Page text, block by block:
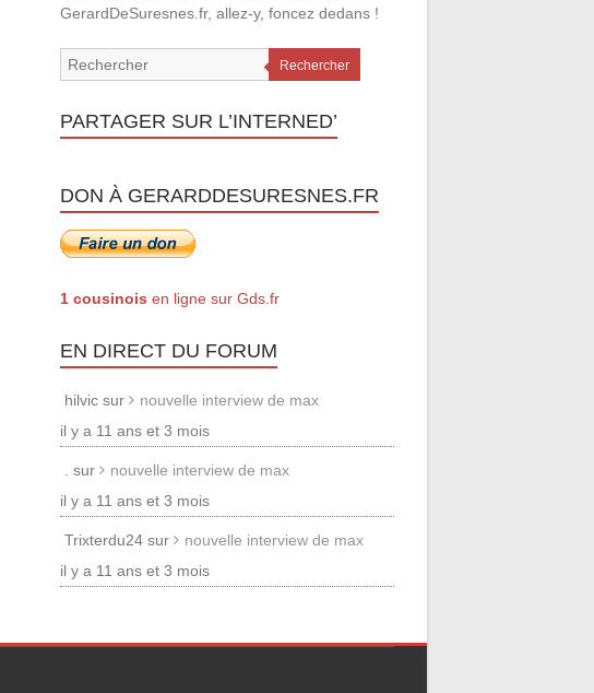
GerardDeSuresnes.fr, allez-y, foncez dedans !
Rechercher
PARTAGER SUR L’INTERNED’
DON À GERARDDESURESNES.FR
1 cousinois en ligne sur Gds.fr
EN DIRECT DU FORUM
hilvic sur
nouvelle interview de max
il y a 11 ans et 3 mois
. sur
nouvelle interview de max
il y a 11 ans et 3 mois
Trixterdu24 sur
nouvelle interview de max
il y a 11 ans et 3 mois